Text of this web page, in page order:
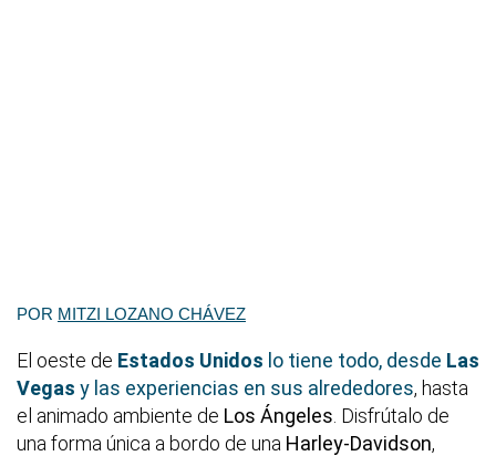
POR MITZI LOZANO CHÁVEZ
El oeste de Estados Unidos lo tiene todo, desde Las
Vegas y las experiencias en sus alrededores, hasta
el animado ambiente de Los Ángeles . Disfrútalo de
una forma única a bordo de una Harley-Davidson,